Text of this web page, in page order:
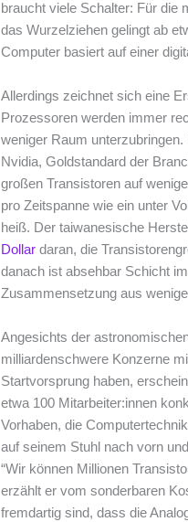
braucht viele Schalter: Für die
das Wurzelziehen gelingt ab
Computer basiert auf einer
Allerdings zeichnet sich eine
Prozessoren werden immer
weniger Raum
Nvidia, Goldstandard der
großen Transistoren auf
pro Zeitspanne wie ein unter
heiß. Der taiwanesische
Dollar daran, die
danach ist absehbar Schicht
Zusammensetzung aus
Angesichts der
milliardenschwere Konzerne
Startvorsprung haben,
etwa 100 Mitarbeiter:innen
Vorhaben, die
auf seinem Stuhl nach vorn
“Wir können Millionen
erzählt er vom sonderbaren
fremdartig sind, dass die